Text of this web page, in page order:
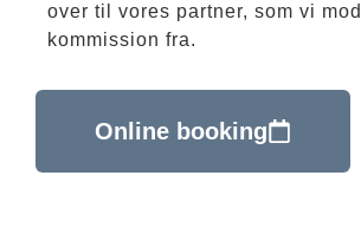
over til vores partner, som vi
kommission fra.
Online booking